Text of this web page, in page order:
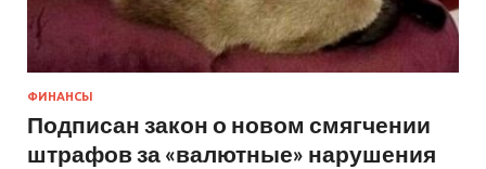
ФИНАНСЫ
Подписан закон о новом смягчении
штрафов за «валютные» нарушения